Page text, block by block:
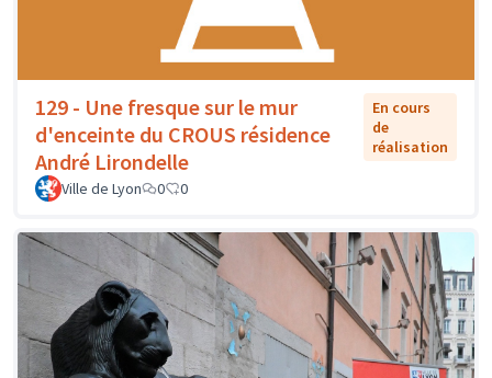
129 - Une fresque sur le mur
d'enceinte du CROUS résidence
André Lirondelle
En cours
de
réalisation
Ville de Lyon 0 0